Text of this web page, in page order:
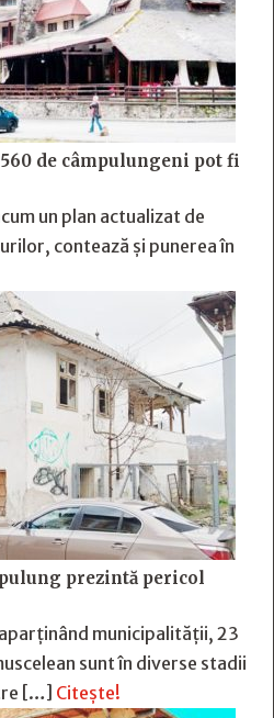
de câmpulungeni pot fi
un plan actualizat de
contează și punerea în
prezintă pericol
municipalității, 23
sunt în diverse stadii
[…] Citește!